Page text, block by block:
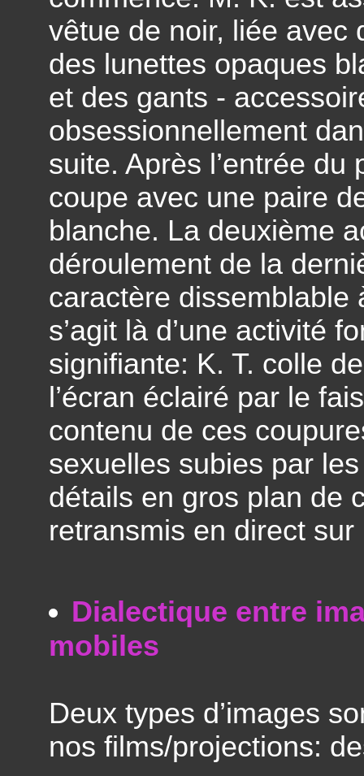
vêtue de noir, liée avec
des lunettes opaques
et des gants -
obsessionnellement
suite. Après l’entrée du
coupe avec une paire
blanche. La deuxième
déroulement de la
caractère dissemblable
s’agit là d’une activité
signifiante: K. T. colle
l’écran éclairé par le
contenu de ces
sexuelles subies par
détails en gros plan de
retransmis en direct
Dialectique entre
mobiles
Deux types d’images
nos films/projections: